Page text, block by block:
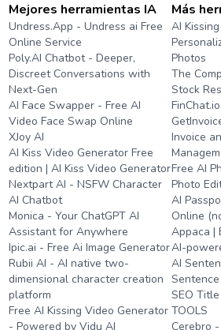
Mejores herramientas IA
Undress.App - Undress ai Free
Online Service
Poly.AI Chatbot - Deeper,
Discreet Conversations with
Next-Gen
AI Face Swapper - Free AI
Video Face Swap Online
XJoy AI
AI Kiss Video Generator Free
edition | AI Kiss Video Generator
Nextpart AI - NSFW Character
AI Chatbot
Monica - Your ChatGPT AI
Assistant for Anywhere
Ipic.ai - Free Ai Image Generator
Rubii AI - AI native two-
dimensional character creation
platform
Free AI Kissing Video Generator
- Powered by Vidu AI
Más
AI
Photos
The
Stock
FinChat.io
Invoice
Free AI
Photo
AI
Online
Appaca |
AI-
AI
SEO
TOOLS
Cerebro